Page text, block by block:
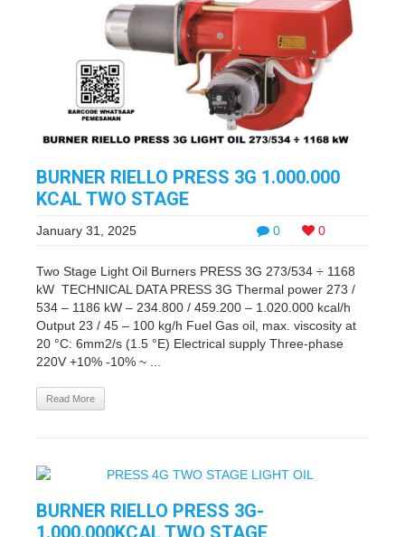
BURNER RIELLO PRESS 3G 1.000.000
KCAL TWO STAGE
0 0
January 31, 2025
Two Stage Light Oil Burners PRESS 3G 273/534 ÷ 1168
kW TECHNICAL DATA PRESS 3G Thermal power 273 /
534 – 1186 kW – 234.800 / 459.200 – 1.020.000 kcal/h
Output 23 / 45 – 100 kg/h Fuel Gas oil, max. viscosity at
20 °C: 6mm2/s (1.5 °E) Electrical supply Three-phase
220V +10% -10% ~ ...
Read More
BURNER RIELLO PRESS 3G-
1.000.000KCAL TWO STAGE